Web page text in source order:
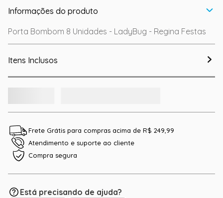
Informações do produto
Porta Bombom 8 Unidades - LadyBug - Regina Festas
Itens Inclusos
Frete Grátis para compras acima de R$ 249,99
Atendimento e suporte ao cliente
Compra segura
Está precisando de ajuda?